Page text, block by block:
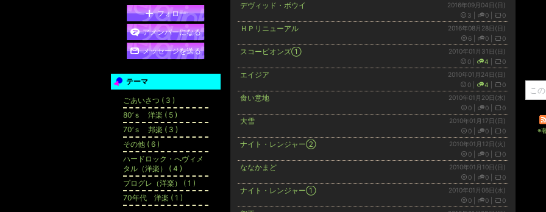
デヴィッド・ボウイ
2016年09月04日(日)
3
0 0
ＨＰリニューアル
2016年08月28日(日)
6
0 0
スコーピオンズ①
2010年01月31日(日)
0
4 0
エイジア
2010年01月24日(日)
0
4 0
食い意地
2010年01月20日(水)
0
0 0
大雪
2010年01月17日(日)
0
0 0
ナイト・レンジャー②
2010年01月12日(火)
0
0 0
ななかまど
2010年01月10日(日)
0
0 0
ナイト・レンジャー①
2010年01月06日(水)
0
0 0
※
フォロー
アメンバーになる
メッセージを送る
テーマ
ごあいさつ ( 3 )
80’ｓ 洋楽 ( 5 )
70’ｓ 邦楽 ( 3 )
その他 ( 6 )
ハードロック・へヴィメ
タル（洋楽） ( 4 )
プログレ（洋楽） ( 1 )
70年代 洋楽 ( 1 )